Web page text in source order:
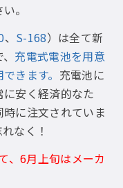
。
、 S-168）は全て新
充電式電池を用意
きます。 充電池に
安く経済的なた
に注文されていま
なく！
、6月上旬はメーカ